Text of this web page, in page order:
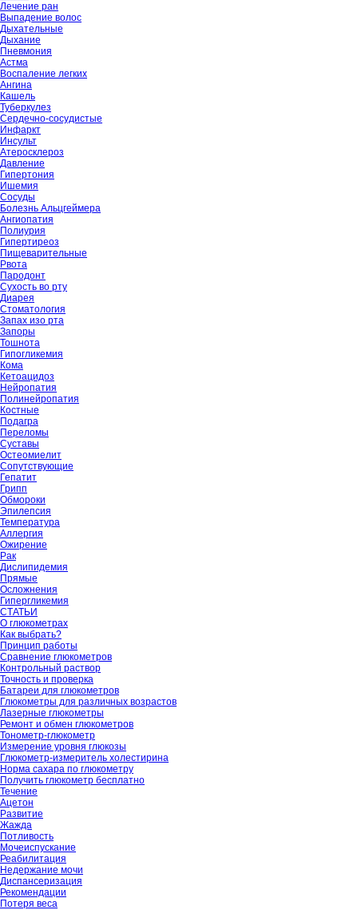
Лечение ран
Выпадение волос
Дыхательные
Дыхание
Пневмония
Астма
Воспаление легких
Ангина
Кашель
Туберкулез
Сердечно-сосудистые
Инфаркт
Инсульт
Атеросклероз
Давление
Гипертония
Ишемия
Сосуды
Болезнь Альцгеймера
Ангиопатия
Полиурия
Гипертиреоз
Пищеварительные
Рвота
Пародонт
Сухость во рту
Диарея
Стоматология
Запах изо рта
Запоры
Тошнота
Гипогликемия
Кома
Кетоацидоз
Нейропатия
Полинейропатия
Костные
Подагра
Переломы
Суставы
Остеомиелит
Сопутствующие
Гепатит
Грипп
Обмороки
Эпилепсия
Температура
Аллергия
Ожирение
Рак
Дислипидемия
Прямые
Осложнения
Гипергликемия
СТАТЬИ
О глюкометрах
Как выбрать?
Принцип работы
Сравнение глюкометров
Контрольный раствор
Точность и проверка
Батареи для глюкометров
Глюкометры для различных возрастов
Лазерные глюкометры
Ремонт и обмен глюкометров
Тонометр-глюкометр
Измерение уровня глюкозы
Глюкометр-измеритель холестирина
Норма сахара по глюкометру
Получить глюкометр бесплатно
Течение
Ацетон
Развитие
Жажда
Потливость
Мочеиспускание
Реабилитация
Недержание мочи
Диспансеризация
Рекомендации
Потеря веса